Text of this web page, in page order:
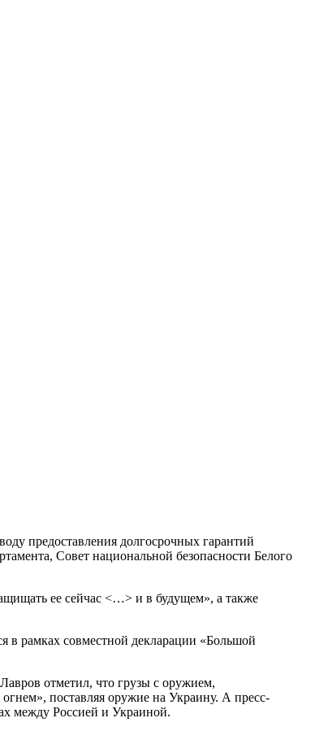
предоставления долгосрочных гарантий
Совет национальной безопасности Белого
ее сейчас <…> и в будущем», а также
в рамках совместной декларации «Большой
отметил, что грузы с оружием,
поставляя оружие на Украину. А пресс-
между Россией и Украиной.